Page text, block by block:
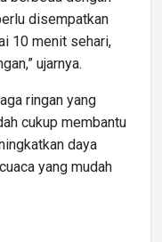
disempatkan
10 menit sehari,
ujarnya.
ringan yang
cukup membantu
daya
yang mudah